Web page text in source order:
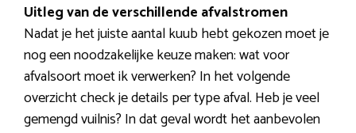
Uitleg van de verschillende afvalstromen
Nadat je het juiste aantal kuub hebt gekozen moet je
nog een noodzakelijke keuze maken: wat voor
afvalsoort moet ik verwerken? In het volgende
overzicht check je details per type afval. Heb je veel
gemengd vuilnis? In dat geval wordt het aanbevolen